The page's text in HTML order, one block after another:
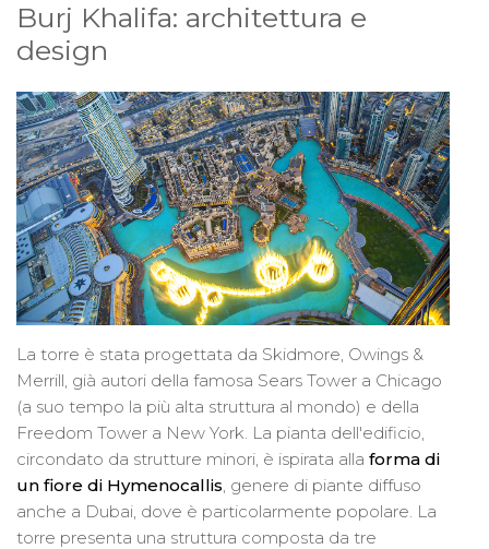
Burj Khalifa: architettura e
design
La torre è stata progettata da Skidmore, Owings &
Merrill, già autori della famosa Sears Tower a Chicago
(a suo tempo la più alta struttura al mondo) e della
Freedom Tower a New York. La pianta dell'edificio,
circondato da strutture minori, è ispirata alla forma di
un fiore di Hymenocallis , genere di piante diffuso
anche a Dubai, dove è particolarmente popolare. La
torre presenta una struttura composta da tre